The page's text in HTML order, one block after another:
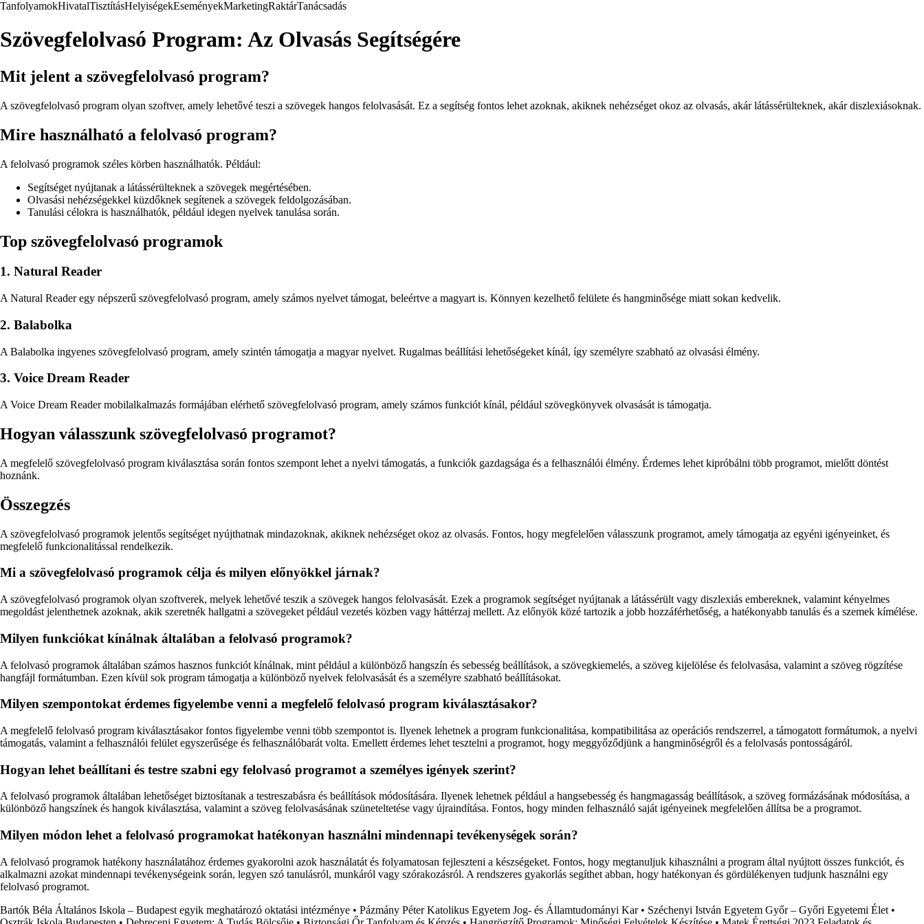
TanfolyamokHivatalTisztításHelyiségekEseményekMarketingRaktárTanácsadás
Szövegfelolvasó Program: Az Olvasás Segítségére
Mit jelent a szövegfelolvasó program?
A szövegfelolvasó program olyan szoftver, amely lehetővé teszi a szövegek hangos felolvasását. Ez a segítség fontos lehet azoknak, akiknek nehézséget okoz az olvasás, akár látássérülteknek, akár diszlexiásoknak.
Mire használható a felolvasó program?
A felolvasó programok széles körben használhatók. Például:
Segítséget nyújtanak a látássérülteknek a szövegek megértésében.
Olvasási nehézségekkel küzdőknek segítenek a szövegek feldolgozásában.
Tanulási célokra is használhatók, például idegen nyelvek tanulása során.
Top szövegfelolvasó programok
1. Natural Reader
A Natural Reader egy népszerű szövegfelolvasó program, amely számos nyelvet támogat, beleértve a magyart is. Könnyen kezelhető felülete és hangminősége miatt sokan kedvelik.
2. Balabolka
A Balabolka ingyenes szövegfelolvasó program, amely szintén támogatja a magyar nyelvet. Rugalmas beállítási lehetőségeket kínál, így személyre szabható az olvasási élmény.
3. Voice Dream Reader
A Voice Dream Reader mobilalkalmazás formájában elérhető szövegfelolvasó program, amely számos funkciót kínál, például szövegkönyvek olvasását is támogatja.
Hogyan válasszunk szövegfelolvasó programot?
A megfelelő szövegfelolvasó program kiválasztása során fontos szempont lehet a nyelvi támogatás, a funkciók gazdagsága és a felhasználói élmény. Érdemes lehet kipróbálni több programot, mielőtt döntést
hoznánk.
Összegzés
A szövegfelolvasó programok jelentős segítséget nyújthatnak mindazoknak, akiknek nehézséget okoz az olvasás. Fontos, hogy megfelelően válasszunk programot, amely támogatja az egyéni igényeinket, és
megfelelő funkcionalitással rendelkezik.
Mi a szövegfelolvasó programok célja és milyen előnyökkel járnak?
A szövegfelolvasó programok olyan szoftverek, melyek lehetővé teszik a szövegek hangos felolvasását. Ezek a programok segítséget nyújtanak a látássérült vagy diszlexiás embereknek, valamint kényelmes
megoldást jelenthetnek azoknak, akik szeretnék hallgatni a szövegeket például vezetés közben vagy háttérzaj mellett. Az előnyök közé tartozik a jobb hozzáférhetőség, a hatékonyabb tanulás és a szemek kímélése.
Milyen funkciókat kínálnak általában a felolvasó programok?
A felolvasó programok általában számos hasznos funkciót kínálnak, mint például a különböző hangszín és sebesség beállítások, a szövegkiemelés, a szöveg kijelölése és felolvasása, valamint a szöveg rögzítése
hangfájl formátumban. Ezen kívül sok program támogatja a különböző nyelvek felolvasását és a személyre szabható beállításokat.
Milyen szempontokat érdemes figyelembe venni a megfelelő felolvasó program kiválasztásakor?
A megfelelő felolvasó program kiválasztásakor fontos figyelembe venni több szempontot is. Ilyenek lehetnek a program funkcionalitása, kompatibilitása az operációs rendszerrel, a támogatott formátumok, a nyelvi
támogatás, valamint a felhasználói felület egyszerűsége és felhasználóbarát volta. Emellett érdemes lehet tesztelni a programot, hogy meggyőződjünk a hangminőségről és a felolvasás pontosságáról.
Hogyan lehet beállítani és testre szabni egy felolvasó programot a személyes igények szerint?
A felolvasó programok általában lehetőséget biztosítanak a testreszabásra és beállítások módosítására. Ilyenek lehetnek például a hangsebesség és hangmagasság beállítások, a szöveg formázásának módosítása, a
különböző hangszínek és hangok kiválasztása, valamint a szöveg felolvasásának szüneteltetése vagy újraindítása. Fontos, hogy minden felhasználó saját igényeinek megfelelően állítsa be a programot.
Milyen módon lehet a felolvasó programokat hatékonyan használni mindennapi tevékenységek során?
A felolvasó programok hatékony használatához érdemes gyakorolni azok használatát és folyamatosan fejleszteni a készségeket. Fontos, hogy megtanuljuk kihasználni a program által nyújtott összes funkciót, és
alkalmazni azokat mindennapi tevékenységeink során, legyen szó tanulásról, munkáról vagy szórakozásról. A rendszeres gyakorlás segíthet abban, hogy hatékonyan és gördülékenyen tudjunk használni egy
felolvasó programot.
Bartók Béla Általános Iskola – Budapest egyik meghatározó oktatási intézménye • Pázmány Péter Katolikus Egyetem Jog- és Államtudományi Kar• Széchenyi István Egyetem Győr – Győri Egyetemi Élet •